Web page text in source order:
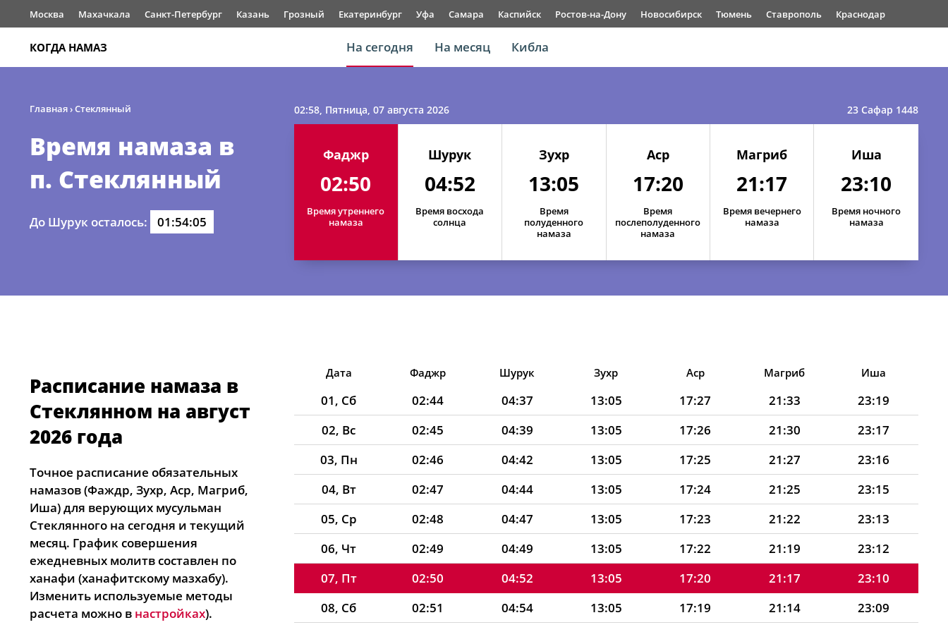
Москва Махачкала Санкт-Петербург Казань Грозный Екатеринбург Уфа Самара Каспийск Ростов-на-Дону Новосибирск Тюмень Ставрополь Краснодар
КОГДА НАМАЗ На сегодня На месяц Кибла
Главная›Стеклянный
Время намаза в
п. Стеклянный
До Шурук осталось: 01:54:05
02:58, Пятница, 07 августа 2026 23 Сафар 1448
Фаджр
02:50
Время утреннего
намаза
Шурук
04:52
Время восхода
солнца
Зухр
13:05
Время
полуденного
намаза
Аср
17:20
Время
послеполуденного
намаза
Магриб
21:17
Время вечернего
намаза
Иша
23:10
Время ночного
намаза
Расписание намаза в
Стеклянном на август
2026 года
Точное расписание обязательных
намазов (Фаждр, Зухр, Аср, Магриб,
Иша) для верующих мусульман
Стеклянного на сегодня и текущий
месяц. График совершения
ежедневных молитв составлен по
ханафи (ханафитскому мазхабу).
Изменить используемые методы
расчета можно в настройках).
Дата Фаджр Шурук Зухр Аср Магриб Иша
01, Сб 02:44 04:37 13:05 17:27 21:33
23:19
02, Вс
02:45 04:39 13:05 17:26 21:30
23:17
03, Пн
02:46 04:42 13:05 17:25 21:27
23:16
04, Вт
02:47 04:44 13:05 17:24 21:25
23:15
05, Ср
02:48 04:47 13:05 17:23 21:22
23:13
06, Чт
02:49 04:49 13:05 17:22 21:19
23:12
07, Пт
02:50 04:52 13:05 17:20 21:17
23:10
08, Сб
02:51 04:54 13:05 17:19 21:14
23:09